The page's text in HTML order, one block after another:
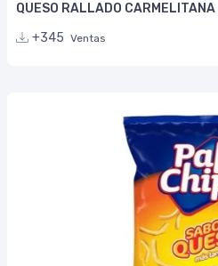
QUESO RALLADO
+345 Ventas